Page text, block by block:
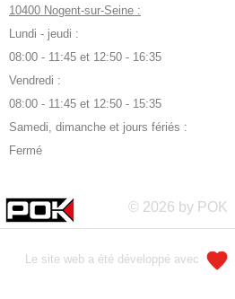
10400 Nogent-sur-Seine :
Lundi - jeudi :
08:00 - 11:45 et 12:50 - 16:35
Vendredi :
08:00 - 11:45 et 12:50 - 15:35
Samedi, dimanche et jours fériés :
Fermé
© 2026 by POK
Le site web a été développé avec